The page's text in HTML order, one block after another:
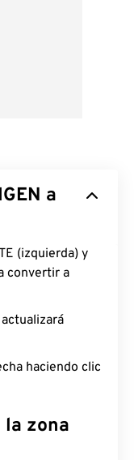
a
(izquierda) y
convertir a
haciendo clic
la zona